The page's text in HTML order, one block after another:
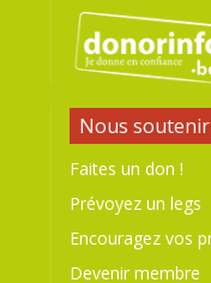
Nous soutenir
Faites un don !
Prévoyez un legs
Encouragez vos
Devenir membre